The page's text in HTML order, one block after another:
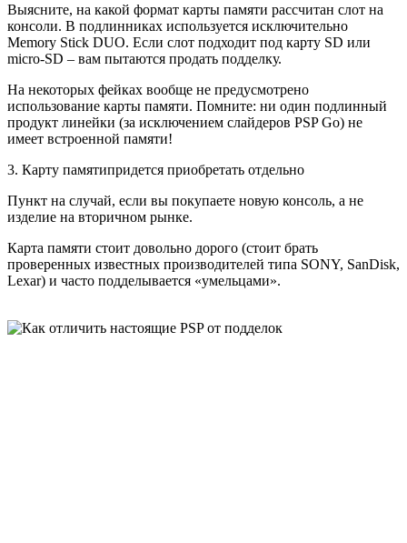
Выясните, на какой формат карты памяти рассчитан слот на
консоли. В подлинниках используется исключительно
Memory Stick DUO. Если слот подходит под карту SD или
micro-SD – вам пытаются продать подделку.
На некоторых фейках вообще не предусмотрено
использование карты памяти. Помните: ни один подлинный
продукт линейки (за исключением слайдеров PSP Go) не
имеет встроенной памяти!
3. Карту памятипридется приобретать отдельно
Пункт на случай, если вы покупаете новую консоль, а не
изделие на вторичном рынке.
Карта памяти стоит довольно дорого (стоит брать
проверенных известных производителей типа SONY, SanDisk,
Lexar) и часто подделывается «умельцами».